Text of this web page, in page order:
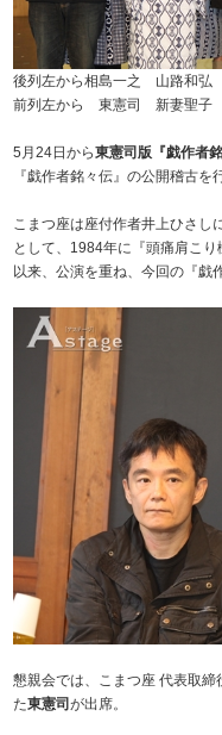
後列左から相島一之 山路和
前列左から 東憲司 新妻聖
5月24日から東憲司版『戯作者銘
『戯作者銘々伝』の公開稽古を
こまつ座は座付作者井上ひさし
として、1984年に『頭痛肩こり
以来、公演を重ね、今回の『戯
懇親会では、こまつ座 代表取締
た東憲司が出席。